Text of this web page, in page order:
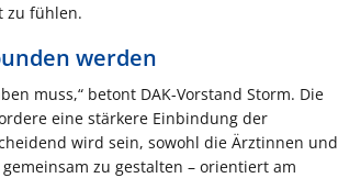
zu fühlen.
werden
muss,“ betont DAK-Vorstand Storm. Die
eine stärkere Einbindung der
wird sein, sowohl die Ärztinnen und
zu gestalten – orientiert am